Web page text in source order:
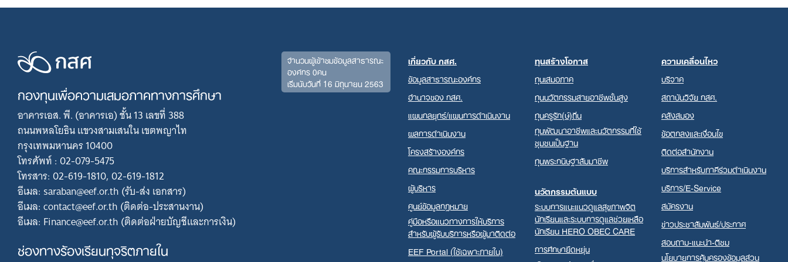
กองทุนเพื่อความเสมอภาคทางการศึกษา
อาคารเอส. พี. (อาคารเอ) ชั้น 13 เลขที่ 388
ถนนพหลโยธิน แขวงสามเสนใน เขตพญาไท
กรุงเทพมหานคร 10400
โทรศัพท์ : 02-079-5475
โทรสาร: 02-619-1810, 02-619-1812
อีเมล: saraban@eef.or.th (รับ-ส่ง เอกสาร)
อีเมล: contact@eef.or.th (ติดต่อ-ประสานงาน)
อีเมล: Finance@eef.or.th (ติดต่อฝ่ายบัญชีและการเงิน)
ช่องทางร้องเรียนทุจริตภายใน
จำนวนผู้เข้าชมข้อมูลสาธารณะ
องค์กร 0คน
เริ่มนับวันที่ 16 มิถุนายน 2563
เกี่ยวกับ กสศ.
ข้อมูลสาธารณะองค์กร
อำนาจของ กสศ.
แผนกลยุทธ์/แผนการดำเนินงาน
ผลการดำเนินงาน
โครงสร้างองค์กร
คณะกรรมการบริหาร
ผู้บริหาร
ศูนย์ข้อมูลกฎหมาย
คู่มือหรือแนวทางการให้บริการ
สำหรับผู้รับบริการหรือผู้มาติดต่อ
EEF Portal (ใช้เฉพาะภายใน)
ทุนสร้างโอกาส
ทุนเสมอภาค
ทุนนวัตกรรมสายอาชีพชั้นสูง
ทุนครูรัก(ษ์)ถิ่น
ทุนพัฒนาอาชีพและนวัตกรรมที่ใช้
ชุมชนเป็นฐาน
ทุนพระกนิษฐาสัมมาชีพ
นวัตกรรมต้นแบบ
ระบบการแนะแนวดูแลสุขภาพจิต
นักเรียนและระบบการดูแลช่วยเหลือ
นักเรียน HERO OBEC CARE
การศึกษายืดหยุ่น
ความเคลื่อนไหว
บริจาค
สถาบันวิจัย กสศ.
คลังสมอง
ข้อตกลงและเงื่อนไข
ติดต่อสำนักงาน
บริการสำหรับภาคีร่วมดำเนินงาน
บริการ/E-Service
สมัครงาน
ข่าวประชาสัมพันธ์/ประกาศ
สอบถาม-แนะนำ-ติชม
นโยบายการคุ้มครองข้อมูลส่วน